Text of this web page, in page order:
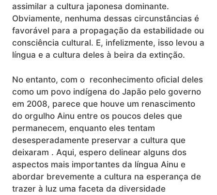
assimilar a cultura japonesa dominante.
Obviamente, nenhuma dessas circunstâncias é
favorável para a propagação da estabilidade ou
consciência cultural. E, infelizmente, isso levou a
língua e a cultura deles à beira da extinção.
No entanto, com o reconhecimento oficial deles
como um povo indígena do Japão pelo governo
em 2008, parece que houve um renascimento
do orgulho Ainu entre os poucos deles que
permanecem, enquanto eles tentam
desesperadamente preservar a cultura que
deixaram . Aqui, espero delinear alguns dos
aspectos mais importantes da língua Ainu e
abordar brevemente a cultura na esperança de
trazer à luz uma faceta da diversidade